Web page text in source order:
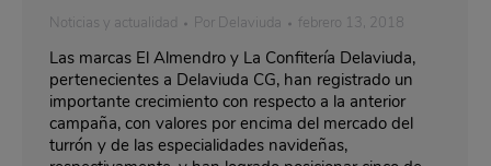
Noticias y actualidad Por Delaviuda febrero 13, 2018
Las marcas El Almendro y La Confitería Delaviuda,
pertenecientes a Delaviuda CG, han registrado un
importante crecimiento con respecto a la anterior
campaña, con valores por encima del mercado del
turrón y de las especialidades navideñas,